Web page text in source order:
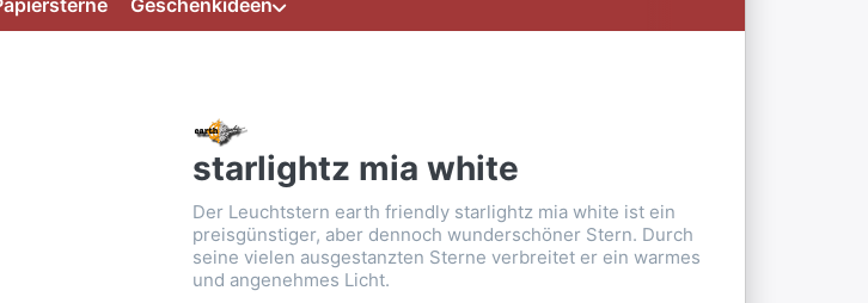
Geschenkideen
starlightz mia white
Der Leuchtstern earth friendly starlightz mia white ist ein
preisgünstiger, aber dennoch wunderschöner Stern. Durch
seine vielen ausgestanzten Sterne verbreitet er ein warmes
und angenehmes Licht.